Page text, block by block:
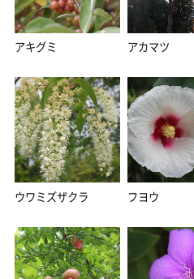
アキグミ アカマツ
ウワミズザクラ フヨウ